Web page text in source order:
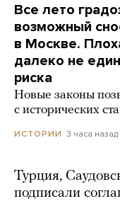
Все лето
возможный
в Москве.
далеко не
риска
Новые законы
с исторических
ИСТОРИИ 3 часа назад
Турция,
подписали